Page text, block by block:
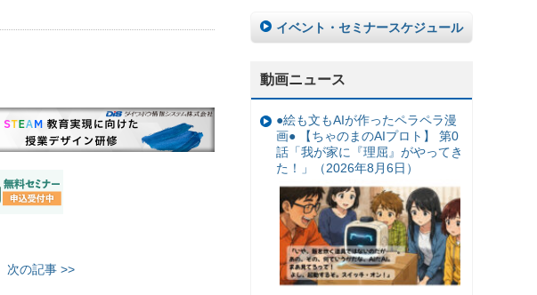
次の記事 >>
イベント・セミナースケジュール
動画ニュース
●絵も文もAIが作ったペラペラ漫
画● 【ちゃのまのAIプロト】 第0
話「我が家に『理屈』がやってき
た！」（2026年8月6日）